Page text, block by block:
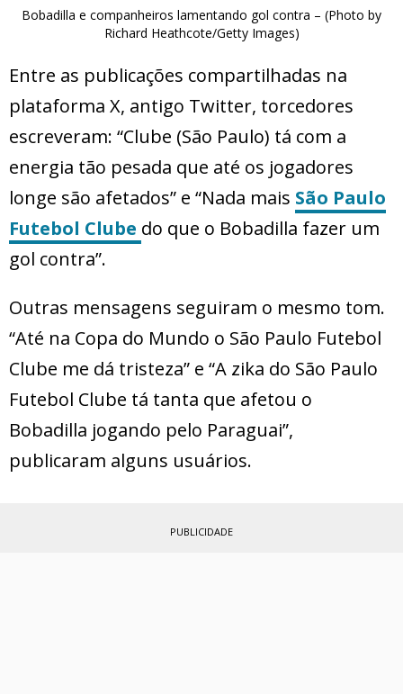
Bobadilla e companheiros lamentando gol contra – (Photo by
Richard Heathcote/Getty Images)
Entre as publicações compartilhadas na
plataforma X, antigo Twitter, torcedores
escreveram: “Clube (São Paulo) tá com a
energia tão pesada que até os jogadores
longe são afetados” e “Nada mais São Paulo
Futebol Clube do que o Bobadilla fazer um
gol contra”.
Outras mensagens seguiram o mesmo tom.
“Até na Copa do Mundo o São Paulo Futebol
Clube me dá tristeza” e “A zika do São Paulo
Futebol Clube tá tanta que afetou o
Bobadilla jogando pelo Paraguai”,
publicaram alguns usuários.
PUBLICIDADE